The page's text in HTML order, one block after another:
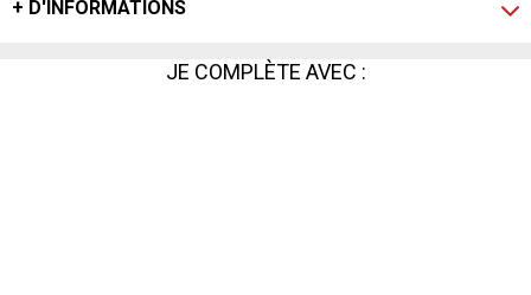
+ D'INFORMATIONS
JE COMPLÈTE AVEC :